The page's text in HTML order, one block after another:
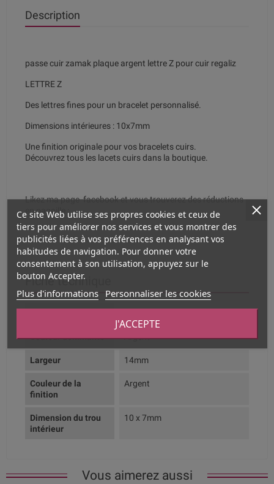
Description
passe cuir zamak plaque argent lettre Z pour cuir regaliz
LETTRE Z
Des lettres fines pour un bracelet personnalisé.
Dimensions intérieures : 10x7mm
Une finition originale pour vos bracelets cuirs.
Découvrez tous les lacets cuirs dans la boutique.
Likez ma page facebook et vous trouverez des réductions
en pagaille :
Fiche technique
Couleur dominante Argent
Largeur 14mm
Couleur de la
finition
Argent
Dimension du trou
intérieur
10 x 7mm
Vous aimerez aussi
Ce site Web utilise ses propres cookies et ceux de
tiers pour améliorer nos services et vous montrer des
publicités liées à vos préférences en analysant vos
habitudes de navigation. Pour donner votre
consentement à son utilisation, appuyez sur le
bouton Accepter.
Plus d'informations Personnaliser les cookies
J'ACCEPTE